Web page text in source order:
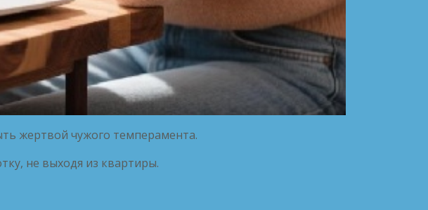
жертвой чужого темперамента.
не выходя из квартиры.